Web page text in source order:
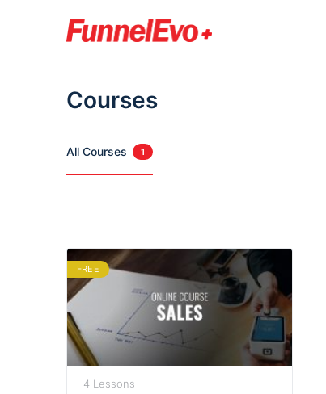
Courses
All Courses 1
FREE
4 Lessons